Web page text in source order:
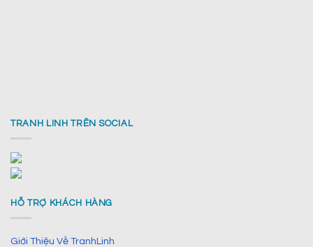
TRANH LINH TRÊN SOCIAL
HỖ TRỢ KHÁCH HÀNG
Giới Thiệu Về TranhLinh